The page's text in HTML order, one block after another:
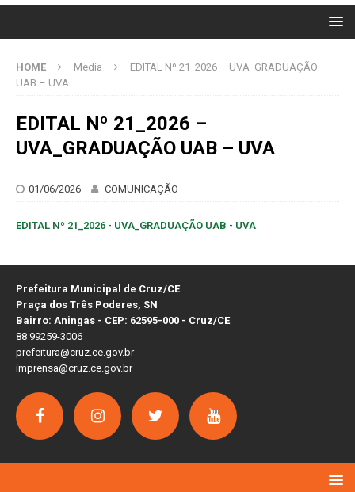
HOME Media
EDITAL Nº 21_2026 – UVA_GRADUAÇÃO
UAB – UVA
EDITAL Nº 21_2026 –
UVA_GRADUAÇÃO UAB – UVA
01/06/2026 COMUNICAÇÃO
EDITAL Nº 21_2026 - UVA_GRADUAÇÃO UAB - UVA
Prefeitura Municipal de Cruz/CE
Praça dos Três Poderes, SN
Bairro: Aningas - CEP: 62595-000 - Cruz/CE
88 99259-3006
prefeitura@cruz.ce.gov.br
imprensa@cruz.ce.gov.br